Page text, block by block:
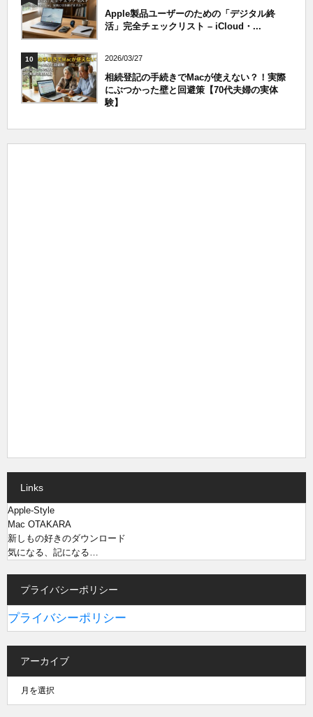
Apple製品ユーザーのための「デジタル終
活」完全チェックリスト – iCloud・...
10 2026/03/27
相続登記の手続きでMacが使えない？！実際
にぶつかった壁と回避策【70代夫婦の実体
験】
Links
Apple-Style
Mac OTAKARA
新しもの好きのダウンロード
気になる、記になる…
プライバシーポリシー
プライバシーポリシー
アーカイブ